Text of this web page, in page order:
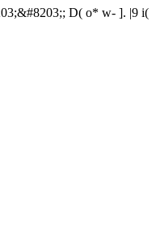
; D( o* w- ]. |9 i(